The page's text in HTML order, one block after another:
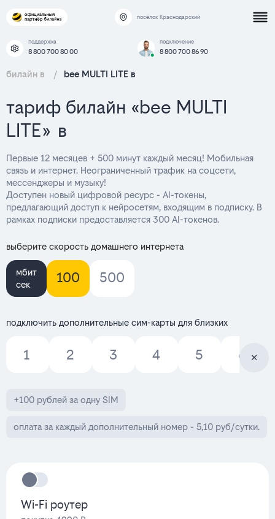
посёлок Краснодарский
поддержка
8 800 700 80 00
подключение
8 800 700 86 90
билайн в / bee MULTI LITE в
тариф билайн «bee MULTI
LITE» в
Первые 12 месяцев + 500 минут каждый месяц! Мобильная
связь и интернет. Неограниченный трафик на соцсети,
мессенджеры и музыку!
Доступен новый цифровой ресурс - AI-токены,
предлагающий доступ к нейросетям, входящим в подписку. В
рамках подписки предоставляется 300 AI-токенов.
выберите скорость домашнего интернета
мбит
сек
100 500
подключить дополнительные сим-карты для близких
1 2 3 4 5 6
+100 рублей за одну SIM
оплата за каждый дополнительный номер - 5,10 руб/сутки.
Wi-Fi роутер